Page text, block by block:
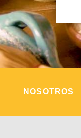
NOSOTROS